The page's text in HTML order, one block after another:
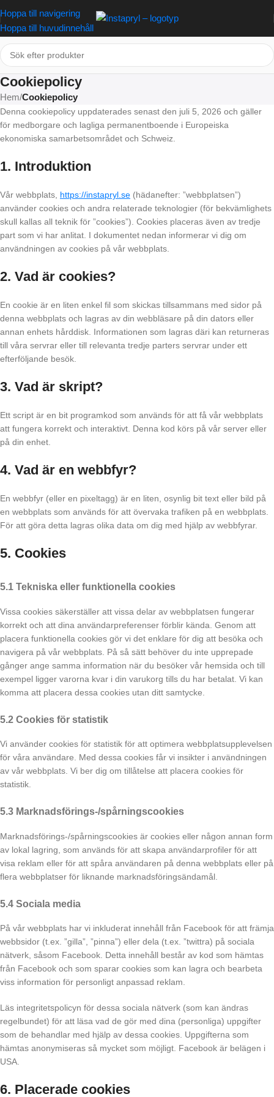
Hoppa till navigering
Hoppa till huvudinnehåll
Cookiepolicy
Hem/Cookiepolicy
Denna cookiepolicy uppdaterades senast den juli 5, 2026 och gäller
för medborgare och lagliga permanentboende i Europeiska
ekonomiska samarbetsområdet och Schweiz.
1. Introduktion
Vår webbplats, https://instapryl.se (hädanefter: ”webbplatsen”)
använder cookies och andra relaterade teknologier (för bekvämlighets
skull kallas all teknik för ”cookies”). Cookies placeras även av tredje
part som vi har anlitat. I dokumentet nedan informerar vi dig om
användningen av cookies på vår webbplats.
2. Vad är cookies?
En cookie är en liten enkel fil som skickas tillsammans med sidor på
denna webbplats och lagras av din webbläsare på din dators eller
annan enhets hårddisk. Informationen som lagras däri kan returneras
till våra servrar eller till relevanta tredje parters servrar under ett
efterföljande besök.
3. Vad är skript?
Ett script är en bit programkod som används för att få vår webbplats
att fungera korrekt och interaktivt. Denna kod körs på vår server eller
på din enhet.
4. Vad är en webbfyr?
En webbfyr (eller en pixeltagg) är en liten, osynlig bit text eller bild på
en webbplats som används för att övervaka trafiken på en webbplats.
För att göra detta lagras olika data om dig med hjälp av webbfyrar.
5. Cookies
5.1 Tekniska eller funktionella cookies
Vissa cookies säkerställer att vissa delar av webbplatsen fungerar
korrekt och att dina användarpreferenser förblir kända. Genom att
placera funktionella cookies gör vi det enklare för dig att besöka och
navigera på vår webbplats. På så sätt behöver du inte upprepade
gånger ange samma information när du besöker vår hemsida och till
exempel ligger varorna kvar i din varukorg tills du har betalat. Vi kan
komma att placera dessa cookies utan ditt samtycke.
5.2 Cookies för statistik
Vi använder cookies för statistik för att optimera webbplatsupplevelsen
för våra användare. Med dessa cookies får vi insikter i användningen
av vår webbplats. Vi ber dig om tillåtelse att placera cookies för
statistik.
5.3 Marknadsförings-/spårningscookies
Marknadsförings-/spårningscookies är cookies eller någon annan form
av lokal lagring, som används för att skapa användarprofiler för att
visa reklam eller för att spåra användaren på denna webbplats eller på
flera webbplatser för liknande marknadsföringsändamål.
5.4 Sociala media
På vår webbplats har vi inkluderat innehåll från Facebook för att främja
webbsidor (t.ex. ”gilla”, ”pinna”) eller dela (t.ex. ”twittra) på sociala
nätverk, såsom Facebook. Detta innehåll består av kod som hämtas
från Facebook och som sparar cookies som kan lagra och bearbeta
viss information för personligt anpassad reklam.
Läs integritetspolicyn för dessa sociala nätverk (som kan ändras
regelbundet) för att läsa vad de gör med dina (personliga) uppgifter
som de behandlar med hjälp av dessa cookies. Uppgifterna som
hämtas anonymiseras så mycket som möjligt. Facebook är belägen i
USA.
6. Placerade cookies